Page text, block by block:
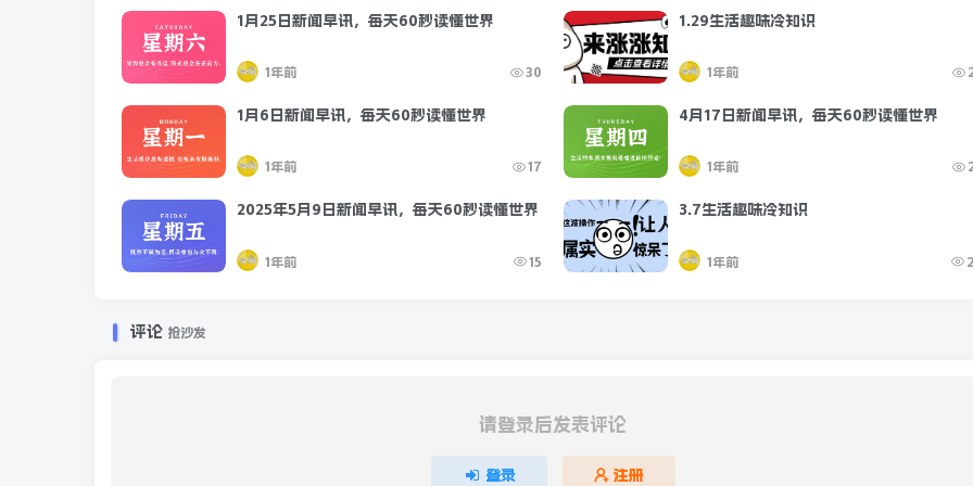
1月25日新闻早讯，每天60秒读懂世界
1年前 30
1.29生活趣味冷知识
1年前
1月6日新闻早讯，每天60秒读懂世界
1年前 17
4月17日新闻早讯，每天60秒读懂世界
1年前
2025年5月9日新闻早讯，每天60秒读懂世界
1年前 15
3.7生活趣味冷知识
1年前
评论 抢沙发
请登录后发表评论
登录 注册